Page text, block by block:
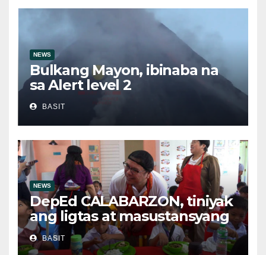
NEWS
Bulkang Mayon, ibinaba na
sa Alert level 2
BASIT
NEWS
DepEd CALABARZON, tiniyak
ang ligtas at masustansyang
pagkain sa School-Based
Feeding Program
BASIT